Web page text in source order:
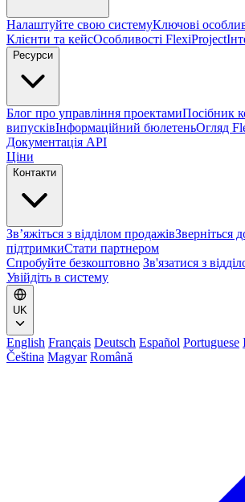
Налаштуйте свою системуКлючові
Клієнти та кейсОсобливості FlexiProject
Ресурси
Блог про управління проектамиПосібник
випусківІнформаційний бюлетеньОгляд
Документація API
Ціни
Контакти
Зв’яжіться з відділом продажівЗверніться
підтримкиСтати партнером
Спробуйте безкоштовно Зв'язатися з
Увійдіть в систему
UK
English Français Deutsch Español Portuguese
Čeština Magyar Română